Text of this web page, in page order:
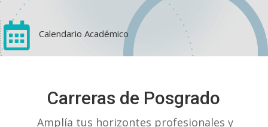
1 0
 Calendario Académico
Carreras de Posgrado
Amplía tus horizontes profesionales y